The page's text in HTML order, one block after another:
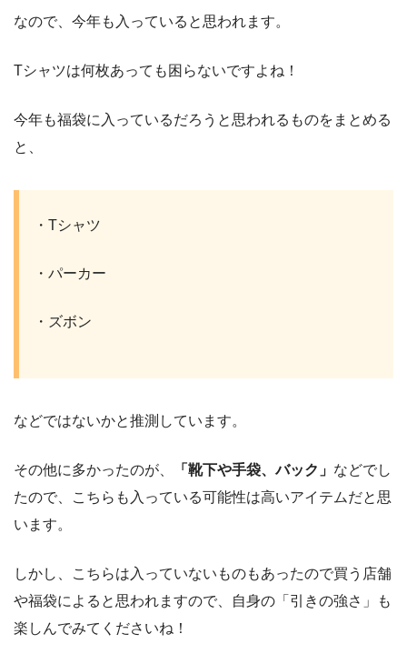
なので、今年も入っていると思われます。
Tシャツは何枚あっても困らないですよね！
今年も福袋に入っているだろうと思われるものをまとめる
と、
・Tシャツ
・パーカー
・ズボン
などではないかと推測しています。
その他に多かったのが、 「靴下や手袋、バック」 などでし
たので、こちらも入っている可能性は高いアイテムだと思
います。
しかし、こちらは入っていないものもあったので買う店舗
や福袋によると思われますので、自身の「引きの強さ」も
楽しんでみてくださいね！